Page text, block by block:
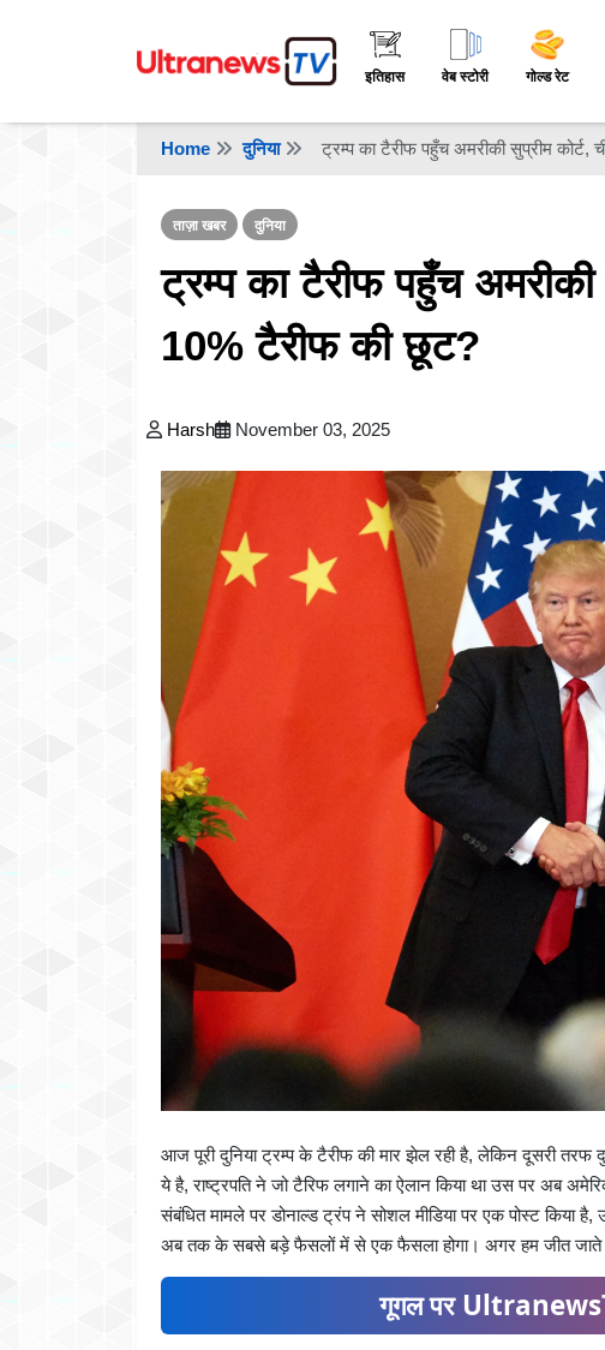
इतिहास वेब स्टोरी गोल्ड रेट
Home दुनिया ट्रम्प का टैरीफ पहुँच अमरीकी सुप्रीम कोर्ट,
ताज़ा खबर दुनिया
ट्रम्प का टैरीफ पहुँच अमरीकी
10% टैरीफ की छूट?
Harsh November 03, 2025
आज पूरी दुनिया ट्रम्प के टैरीफ की मार झेल रही है, लेकिन दूसरी
ये है, राष्ट्रपति ने जो टैरिफ लगाने का ऐलान किया था उस पर अब
संबंधित मामले पर डोनाल्ड ट्रंप ने सोशल मीडिया पर एक पोस्ट
अब तक के सबसे बड़े फैसलों में से एक फैसला होगा। अगर हम जीत जाते हैं
गूगल पर